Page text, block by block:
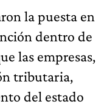
la puesta en
dentro de
las empresas,
tributaria,
del estado